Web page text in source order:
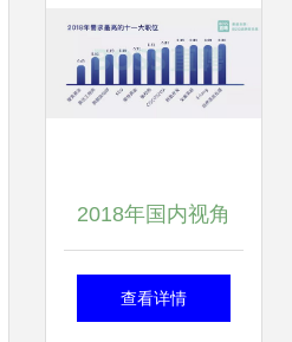
2018年国内视角
为什么要选择房地
查看详情